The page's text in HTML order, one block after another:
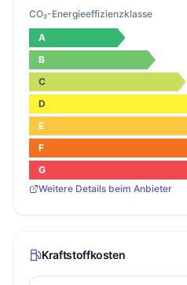
CO₂-Energieeffizienzklasse
A
B
C
D
E
F
G
Weitere Details beim Anbieter
Kraftstoffkosten